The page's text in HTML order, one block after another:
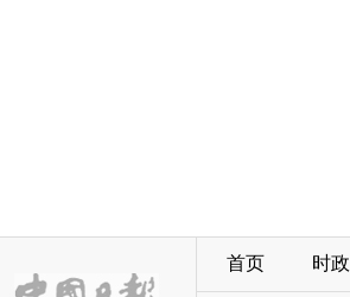
首页 时政